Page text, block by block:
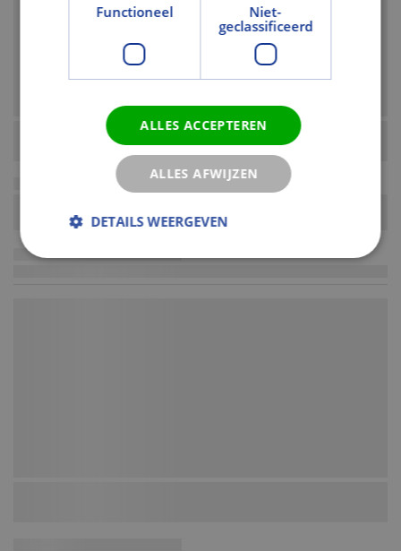
Functioneel
Niet-
geclassificeerd
ALLES ACCEPTEREN
ALLES AFWIJZEN
DETAILS WEERGEVEN